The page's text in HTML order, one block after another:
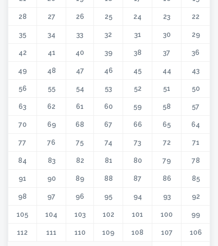
22
23
24
25
26
27
28
29
30
31
32
33
34
35
36
37
38
39
40
41
42
43
44
45
46
47
48
49
50
51
52
53
54
55
56
57
58
59
60
61
62
63
64
65
66
67
68
69
70
71
72
73
74
75
76
77
78
79
80
81
82
83
84
85
86
87
88
89
90
91
92
93
94
95
96
97
98
99
100
101
102
103
104
105
106
107
108
109
110
111
112